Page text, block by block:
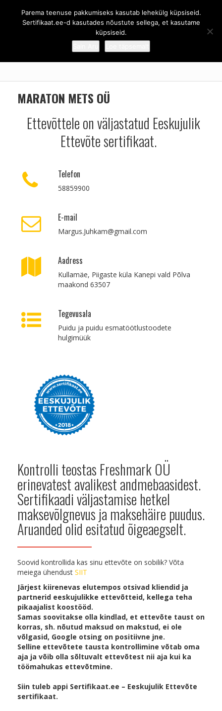
Sertifikaat.ee - Eeskujulik ettevõte
MARATON METS OÜ
Ettevõttele on väljastatud Eeskujulik
Ettevõte sertifikaat.
Telefon
58859900
E-mail
Margus.Juhkam@gmail.com
Aadress
Kullamäe, Piigaste küla Kanepi vald Põlva
maakond 63507
Tegevusala
Puidu ja puidu esmatöötlustoodete
hulgimüük
Kontrolli teostas Freshmark OÜ
erinevatest avalikest andmebaasidest.
Sertifikaadi väljastamise hetkel
maksevõlgnevus ja maksehäire puudus.
Aruanded olid esitatud õigeaegselt.
Soovid kontrollida kas sinu ettevõte on sobilik? Võta
meiega ühendust SIIT
Järjest kiirenevas elutempos otsivad kliendid ja
partnerid eeskujulikke ettevõtteid, kellega teha
pikaajalist koostööd.
Samas soovitakse olla kindlad, et ettevõte taust on
korras, sh. nõutud maksud on makstud, ei ole
võlgasid, Google otsing on positiivne jne.
Selline ettevõtete tausta kontrollimine võtab oma
aja ja võib olla sõltuvalt ettevõtest nii aja kui ka
töömahukas ettevõtmine.
Siin tuleb appi Sertifikaat.ee – Eeskujulik Ettevõte
sertifikaat.
Parema teenuse pakkumiseks kasutab lehekülg küpsiseid.
Sertifikaat.ee-d kasutades nõustute sellega, et kasutame
küpsiseid.